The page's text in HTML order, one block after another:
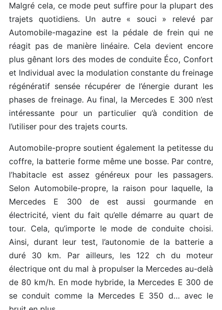
Malgré cela, ce mode peut suffire pour la plupart des
trajets quotidiens. Un autre « souci » relevé par
Automobile-magazine est la pédale de frein qui ne
réagit pas de manière linéaire. Cela devient encore
plus gênant lors des modes de conduite Éco, Confort
et Individual avec la modulation constante du freinage
régénératif sensée récupérer de l’énergie durant les
phases de freinage. Au final, la Mercedes E 300 n’est
intéressante pour un particulier qu’à condition de
l’utiliser pour des trajets courts.
Automobile-propre soutient également la petitesse du
coffre, la batterie forme même une bosse. Par contre,
l’habitacle est assez généreux pour les passagers.
Selon Automobile-propre, la raison pour laquelle, la
Mercedes E 300 de est aussi gourmande en
électricité, vient du fait qu’elle démarre au quart de
tour. Cela, qu’importe le mode de conduite choisi.
Ainsi, durant leur test, l’autonomie de la batterie a
duré 30 km. Par ailleurs, les 122 ch du moteur
électrique ont du mal à propulser la Mercedes au-delà
de 80 km/h. En mode hybride, la Mercedes E 300 de
se conduit comme la Mercedes E 350 d… avec le